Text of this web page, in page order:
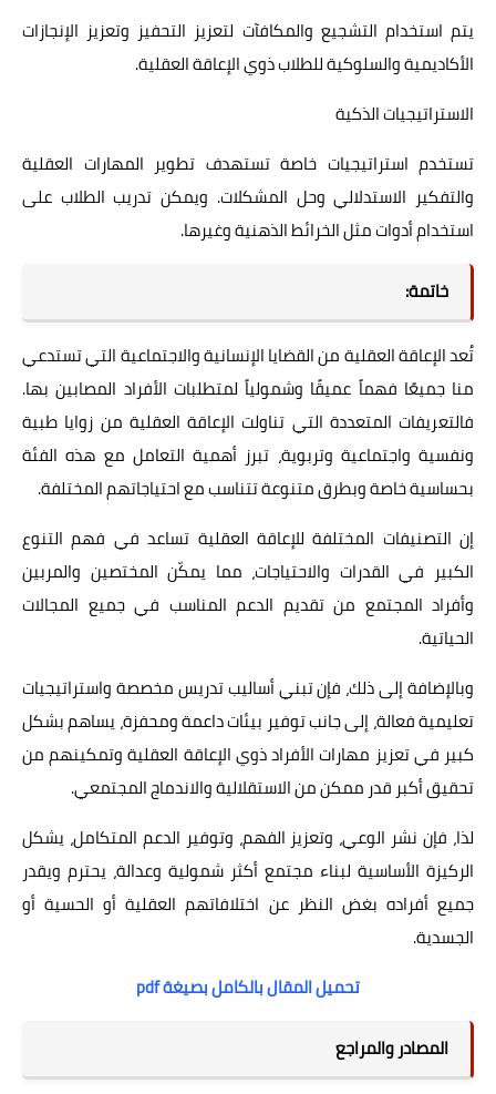
يتم استخدام التشجيع والمكافآت لتعزيز التحفيز وتعزيز الإنجازات
الأكاديمية والسلوكية للطلاب ذوي الإعاقة العقلية.
الاستراتيجيات الذكية
تستخدم استراتيجيات خاصة تستهدف تطوير المهارات العقلية
والتفكير الاستدلالي وحل المشكلات. ويمكن تدريب الطلاب على
استخدام أدوات مثل الخرائط الذهنية وغيرها.
خاتمة:
تُعد الإعاقة العقلية من القضايا الإنسانية والاجتماعية التي تستدعي
منا جميعًا فهماً عميقًا وشمولياً لمتطلبات الأفراد المصابين بها.
فالتعريفات المتعددة التي تناولت الإعاقة العقلية من زوايا طبية
ونفسية واجتماعية وتربوية، تبرز أهمية التعامل مع هذه الفئة
بحساسية خاصة وبطرق متنوعة تتناسب مع احتياجاتهم المختلفة.
إن التصنيفات المختلفة للإعاقة العقلية تساعد في فهم التنوع
الكبير في القدرات والاحتياجات، مما يمكّن المختصين والمربين
وأفراد المجتمع من تقديم الدعم المناسب في جميع المجالات
الحياتية.
وبالإضافة إلى ذلك، فإن تبني أساليب تدريس مخصصة واستراتيجيات
تعليمية فعالة، إلى جانب توفير بيئات داعمة ومحفزة، يساهم بشكل
كبير في تعزيز مهارات الأفراد ذوي الإعاقة العقلية وتمكينهم من
تحقيق أكبر قدر ممكن من الاستقلالية والاندماج المجتمعي.
لذا، فإن نشر الوعي، وتعزيز الفهم، وتوفير الدعم المتكامل، يشكل
الركيزة الأساسية لبناء مجتمع أكثر شمولية وعدالة، يحترم ويقدر
جميع أفراده بغض النظر عن اختلافاتهم العقلية أو الحسية أو
الجسدية.
تحميل المقال بالكامل بصيغة pdf
المصادر والمراجع